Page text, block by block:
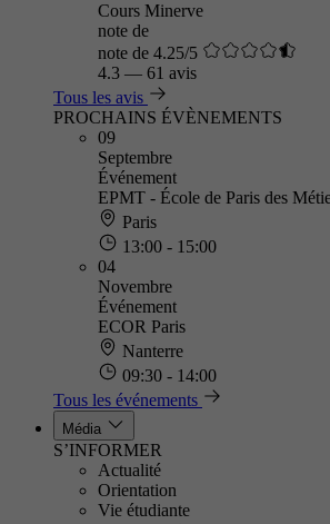
Cours Minerve
note de
note de 4.25/5
4.3 — 61 avis
Tous les avis
PROCHAINS ÉVÈNEMENTS
09
Septembre
Événement
EPMT - École de Paris des
Paris
13:00 - 15:00
04
Novembre
Événement
ECOR Paris
Nanterre
09:30 - 14:00
Tous les événements
Média
S’INFORMER
Actualité
Orientation
Vie étudiante